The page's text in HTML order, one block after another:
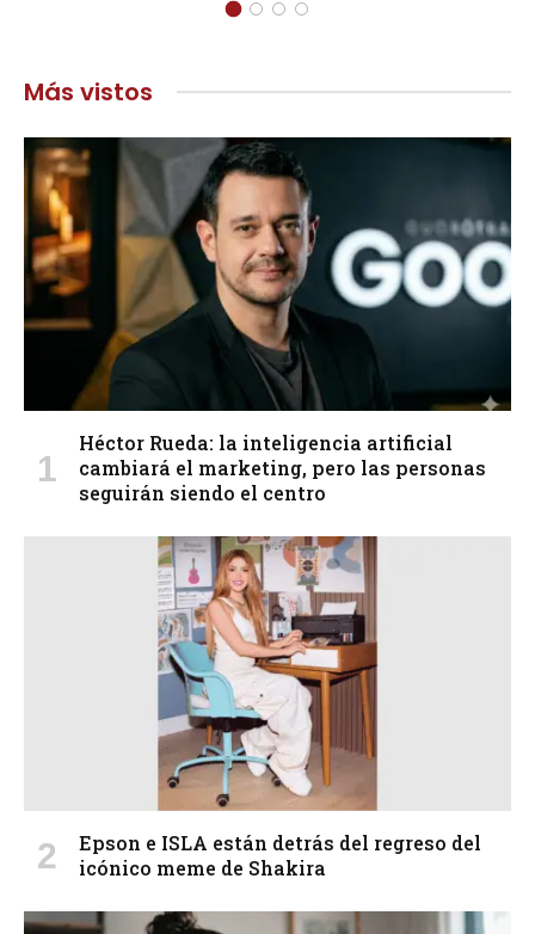
Más vistos
Héctor Rueda: la inteligencia artificial
cambiará el marketing, pero las personas
seguirán siendo el centro
Epson e ISLA están detrás del regreso del
icónico meme de Shakira